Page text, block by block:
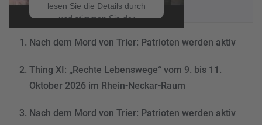
lesen Sie die Details durch
und stimmen Sie der
Nutzung des Service zu, um
dieses Video anzusehen.
Mehr Informationen
NEUESTE BEITRÄGE
Nach dem Mord von Trier: Patrioten werden aktiv
Thing XI: „Rechte Lebenswege“ vom 9. bis 11.
Oktober 2026 im Rhein-Neckar-Raum
Nach dem Mord von Trier: Patrioten werden aktiv